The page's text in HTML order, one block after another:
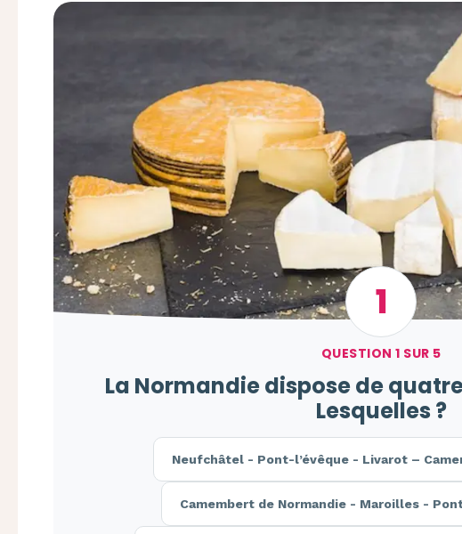
1
QUESTION 1 SUR 5
La Normandie dispose de
Lesquelles ?
Neufchâtel - Pont-l’évêque - Livarot –
Camembert de Normandie - Maroilles -